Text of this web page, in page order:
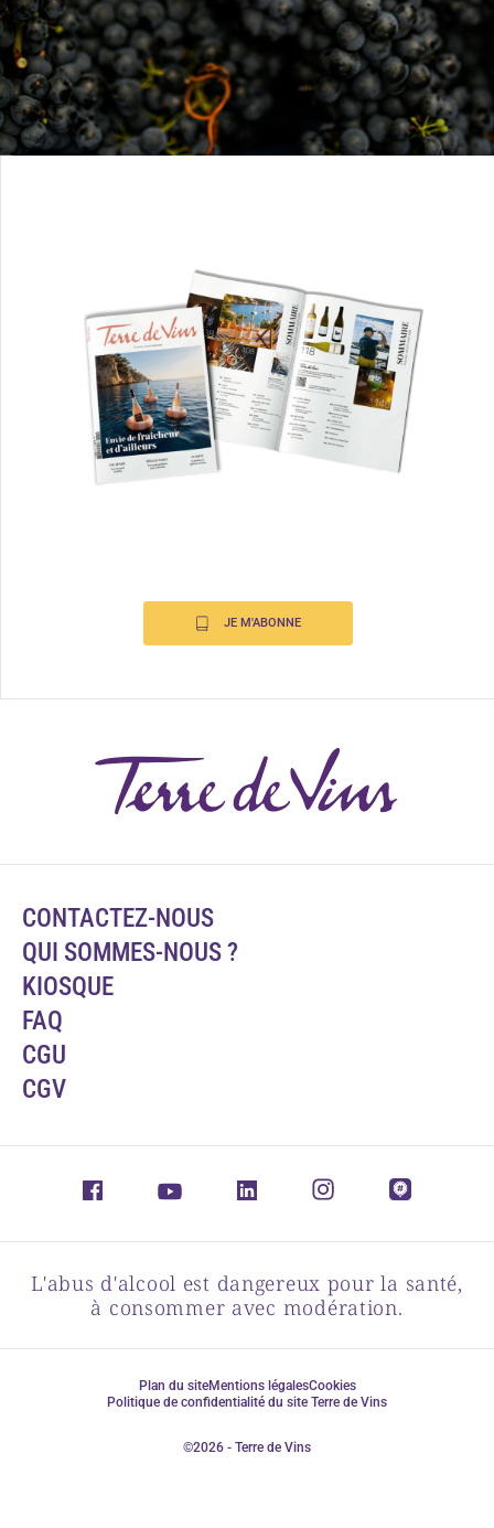
JE M'ABONNE
CONTACTEZ-NOUS
QUI SOMMES-NOUS ?
KIOSQUE
FAQ
CGU
CGV
L'abus d'alcool est dangereux pour la santé,
à consommer avec modération.
Plan du siteMentions légalesCookies
Politique de confidentialité du site Terre de Vins
©2026 - Terre de Vins